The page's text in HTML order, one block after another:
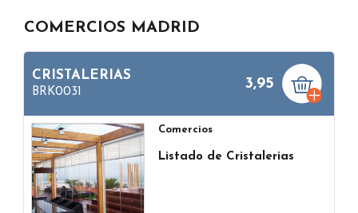
COMERCIOS MADRID
CRISTALERIAS
BRK0031
3,95
Comercios
Listado de Cristalerias